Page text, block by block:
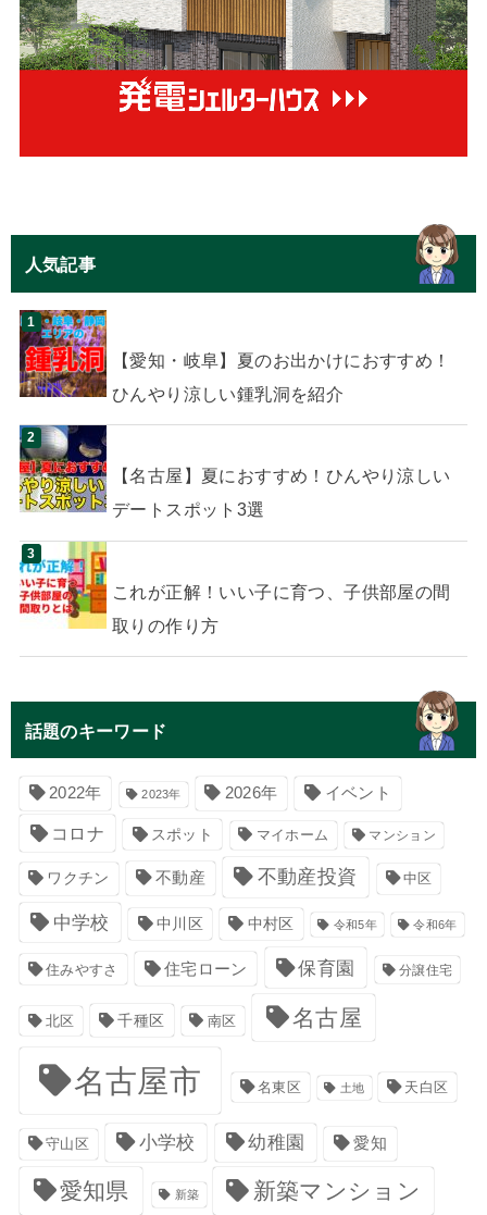
人気記事
【愛知・岐阜】夏のお出かけにおすすめ！
ひんやり涼しい鍾乳洞を紹介
【名古屋】夏におすすめ！ひんやり涼しい
デートスポット3選
これが正解！いい子に育つ、子供部屋の間
取りの作り方
話題のキーワード
2022年 2023年 2026年 イベント
コロナ スポット マイホーム マンション
ワクチン 不動産 不動産投資 中区
中学校 中川区 中村区 令和5年 令和6年
住みやすさ 住宅ローン 保育園 分譲住宅
北区 千種区 南区 名古屋
名古屋市 名東区 土地 天白区
守山区 小学校 幼稚園 愛知
愛知県 新築 新築マンション